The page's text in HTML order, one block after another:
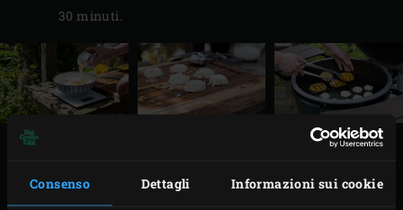
Consenso Dettagli Informazioni sui cookie
30 minuti.
Accendete il carbone nel Big Green Egg e portatelo